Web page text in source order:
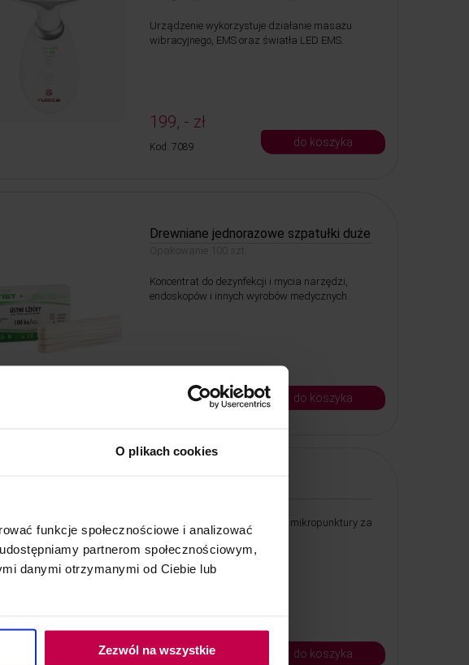
O plikach cookies
funkcje społecznościowe i analizować
partnerom społecznościowym,
danymi otrzymanymi od Ciebie lub
Zezwól na wszystkie
Urządzenie wykorzystuje działanie masażu
wibracyjnego, EMS oraz światła LED EMS.
199, - zł
Kod: 7089 do koszyka
Drewniane jednorazowe szpatułki duże
Opakowanie 100 szt.
Koncentrat do dezynfekcji i mycia narzędzi,
endoskopów i innych wyrobów medycznych.
Kod: 8507 do koszyka
Adapter umożliwia wykonanie mikropunktury za
pomocą Mesopena.
50, - zł
Kod: 75022 do koszyka